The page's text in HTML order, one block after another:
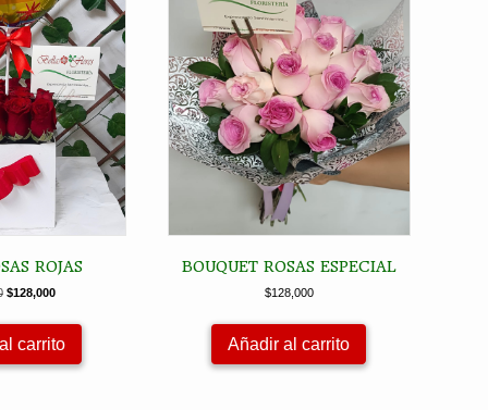
ROJAS
El
original
era:
$128,000El
actual
es:
$128,000.
carrito
BOUQUET ROSAS ESPECIAL
$128,000
Añadir al carrito